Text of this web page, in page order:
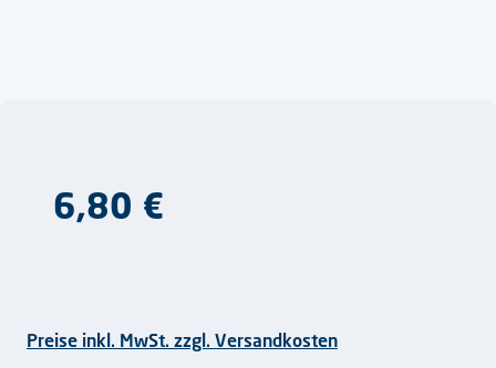
Regulärer Preis:
6,80 €
Preise inkl. MwSt. zzgl. Versandkosten